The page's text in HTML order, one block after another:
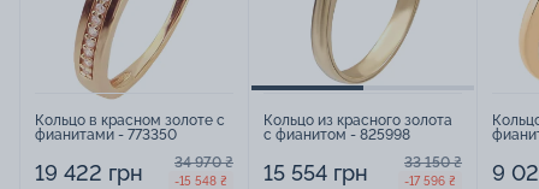
Кольцо в красном золоте с
фианитами - 773350
19 422 грн 34 970 ₴
-15 548 ₴
Кольцо из красного золота
с фианитом - 825998
15 554 грн 33 150 ₴
-17 596 ₴ 9